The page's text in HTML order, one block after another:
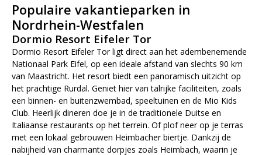
Populaire vakantieparken in
Nordrhein-Westfalen
Dormio Resort Eifeler Tor
Dormio Resort Eifeler Tor ligt direct aan het adembenemende
Nationaal Park Eifel, op een ideale afstand van slechts 90 km
van Maastricht. Het resort biedt een panoramisch uitzicht op
het prachtige Rurdal. Geniet hier van talrijke faciliteiten, zoals
een binnen- en buitenzwembad, speeltuinen en de Mio Kids
Club. Heerlijk dineren doe je in de traditionele Duitse en
Italiaanse restaurants op het terrein. Of plof neer op je terras
met een lokaal gebrouwen Heimbacher biertje. Dankzij de
nabijheid van charmante dorpjes zoals Heimbach, waarin je